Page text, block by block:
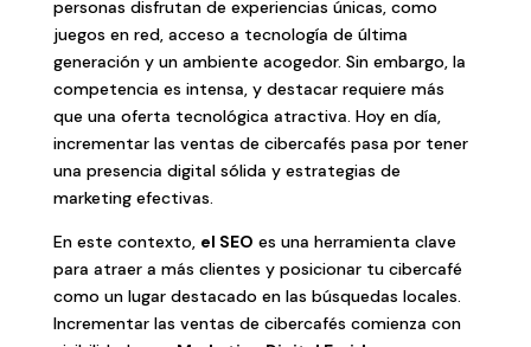
personas disfrutan de experiencias únicas, como
juegos en red, acceso a tecnología de última
generación y un ambiente acogedor. Sin embargo, la
competencia es intensa, y destacar requiere más
que una oferta tecnológica atractiva. Hoy en día,
incrementar las ventas de cibercafés pasa por tener
una presencia digital sólida y estrategias de
marketing efectivas.
En este contexto, el SEO es una herramienta clave
para atraer a más clientes y posicionar tu cibercafé
como un lugar destacado en las búsquedas locales.
Incrementar las ventas de cibercafés comienza con